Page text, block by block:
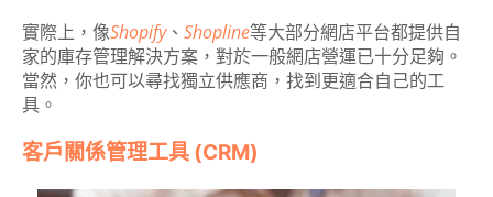
實際上，像Shopify、 Shopline等大部分網店平台都提供自
家的庫存管理解決方案，對於一般網店營運已十分足夠。
當然，你也可以尋找獨立供應商，找到更適合自己的工
具。
客戶關係管理工具 (CRM)